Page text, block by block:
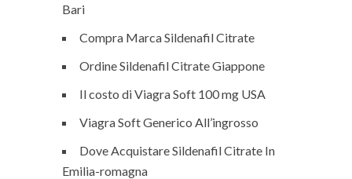
Bari
Compra Marca Sildenafil Citrate
Ordine Sildenafil Citrate Giappone
Il costo di Viagra Soft 100 mg USA
Viagra Soft Generico All’ingrosso
Dove Acquistare Sildenafil Citrate In
Emilia-romagna